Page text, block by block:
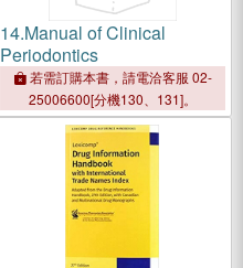
14.Manual of Clinical
Periodontics
若需訂購本書，請電洽客服 02-
25006600[分機130、131]。